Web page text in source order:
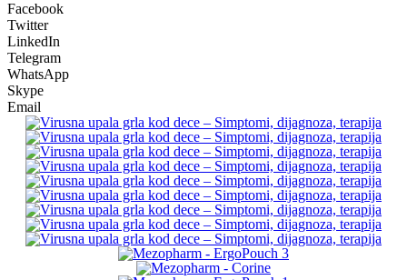
Facebook
Twitter
LinkedIn
Telegram
WhatsApp
Skype
Email